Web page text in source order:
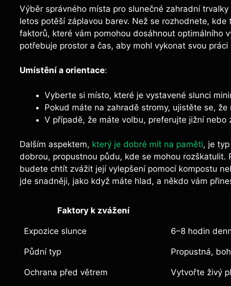
Výběr správného místa pro slunečné zahradní
letos potěší záplavou barev. Než se rozhodnete,
faktorů, které vám pomohou dosáhnout optimálního
potřebuje prostor a čas, aby mohl vykonat svou práci
Umístění a orientace:
Vyberte si místo, které je vystavené slunci
Pokud máte na zahradě stromy, ujistěte se,
V případě, že máte volbu, preferujte jižní
Dalším aspektem, který je dobré mít na paměti, je
dobrou, propustnou půdu, kde se mohou
budete chtít zvážit její vylepšení pomocí kompostu
jde snadněji, jako když máte hlad, a někdo vám
Faktory k zvážení
Expozice slunce 6–8 hodin
Půdní typ Propustná,
Ochrana před větrem Vytvořte živý